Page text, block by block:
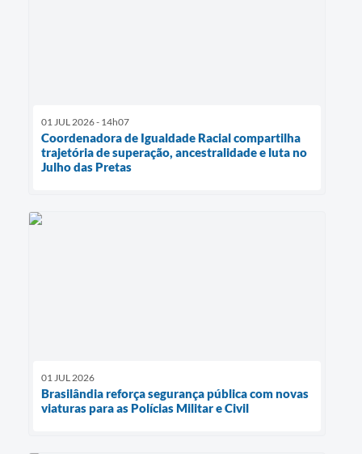
01 JUL 2026 - 14h07
Coordenadora de Igualdade Racial compartilha
trajetória de superação, ancestralidade e luta no
Julho das Pretas
01 JUL 2026
Brasilândia reforça segurança pública com novas
viaturas para as Polícias Militar e Civil